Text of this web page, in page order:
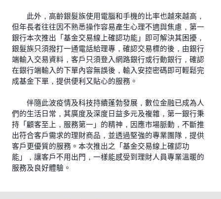
此外，高齡銀髮族使用電腦和手機的比率也越來越高，
但年長者往往因不熟悉操作容易產生心理不適與焦慮，第一
銀行本次推出「基金交易線上確認功能」即可解決其困擾，
銀髮族只須撥打一通電話給理專，確認交易標的後，由銀行
端輸入交易資料，客戶只須登入網路銀行或行動銀行，確認
在銀行端輸入的下單內容無誤後，輸入安控密碼即可輕鬆完
成基金下單，提供便利又貼心的服務。
伴隨此波疫情及科技持續蓬勃發展，數位金融已成為人
們的生活日常，其廣度及深度日益多元及複雜，第一銀行秉
持「顧客至上，服務第一」的精神，因應市場脈動，不斷推
出符合客戶需求的理財商品，並透過堅強的專業團隊，提供
客戶更優質的服務。本次推出之「基金交易線上確認功
能」，讓客戶不用出門，一樣能感受到理財人員專業溫暖的
服務及良好體驗。